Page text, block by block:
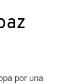
por una